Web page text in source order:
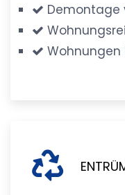
Demontage
Wohnungen